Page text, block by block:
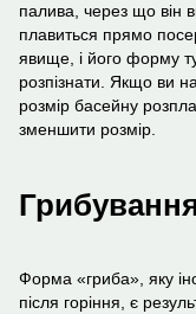
палива, через що він
плавиться прямо
явище, і його форму
розпізнати. Якщо ви
розмір басейну
зменшити розмір.
Форма «гриба», яку
після горіння, є